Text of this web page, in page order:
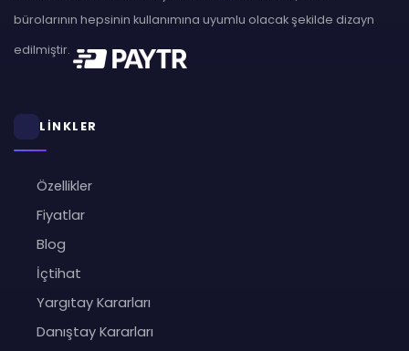
bürolarının hepsinin kullanımına uyumlu olacak şekilde dizayn
edilmiştir.
LİNKLER
Özellikler
Fiyatlar
Blog
İçtihat
Yargıtay Kararları
Danıştay Kararları